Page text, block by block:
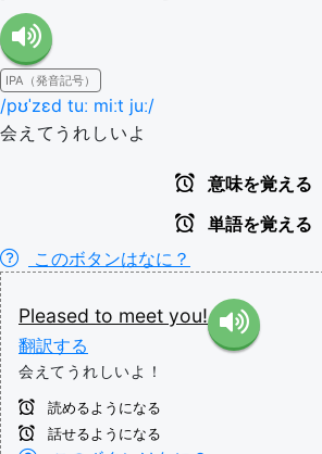
IPA（発音記号）
/pʊˈzɛd tuː miːt juː/
会えてうれしいよ
意味を覚える
単語を覚える
このボタンはなに？
Pleased to meet you!
翻訳する
会えてうれしいよ！
読めるようになる
話せるようになる